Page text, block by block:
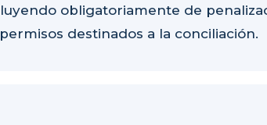
obligatoriamente de
destinados a la conciliación.